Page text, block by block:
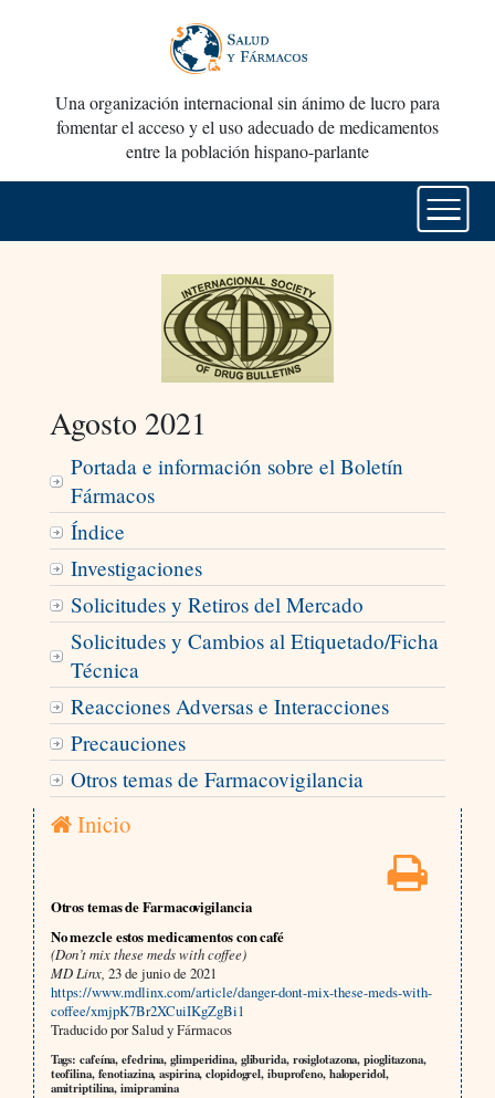
Una organización internacional sin ánimo de lucro para
fomentar el acceso y el uso adecuado de medicamentos
entre la población hispano-parlante
Agosto 2021
Portada e información sobre el Boletín
Fármacos
Índice
Investigaciones
Solicitudes y Retiros del Mercado
Solicitudes y Cambios al Etiquetado/Ficha
Técnica
Reacciones Adversas e Interacciones
Precauciones
Otros temas de Farmacovigilancia
Inicio
Otros temas de Farmacovigilancia
No mezcle estos medicamentos con café
(Don’t mix these meds with coffee)
MD Linx, 23 de junio de 2021
https://www.mdlinx.com/article/danger-dont-mix-these-meds-with-
coffee/xmjpK7Br2XCuiIKgZgBi1
Traducido por Salud y Fármacos
Tags: cafeína, efedrina, glimperidina, gliburida, rosiglotazona, pioglitazona,
teofilina, fenotiazina, aspirina, clopidogrel, ibuprofeno, haloperidol,
amitriptilina, imipramina